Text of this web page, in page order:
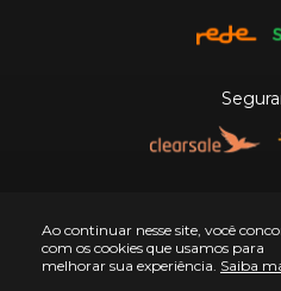
Ao continuar nesse site, você
com os cookies que usamos para
melhorar sua experiência. Saiba